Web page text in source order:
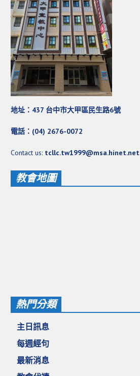
大甲靈糧堂 FB粉絲專頁
台北靈糧堂 官方網站
讚美之泉 YOUTUBE 頻道
聖經 和合本
每日研經釋義
信望愛全球資訊網
蒲公英希望基金會
基督教論壇報
地址：437 台中市大甲區民生路6號
電話：(04) 2676-0072
Contact us: tcllc.tw1999@msa.hinet.net
教會地圖
熱門分類
主日訊息
每週經句
最新消息